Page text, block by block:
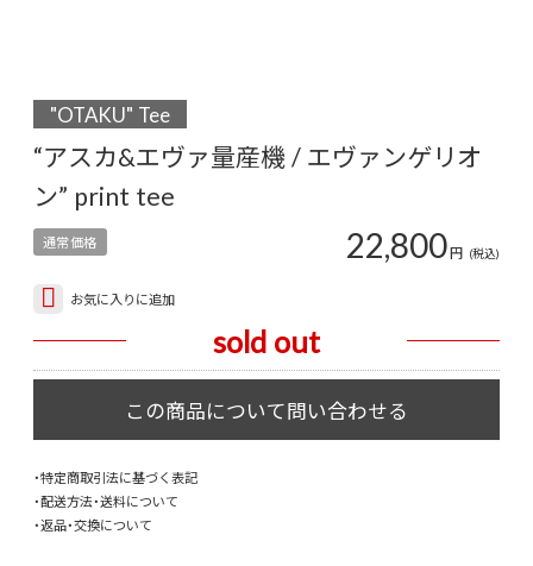
"OTAKU" Tee
“アスカ&エヴァ量産機 / エヴァンゲリオ
ン” print tee
通常価格 22,800 円 (税込)
お気に入りに追加
sold out
・特定商取引法に基づく表記
・配送方法・送料について
・返品・交換について